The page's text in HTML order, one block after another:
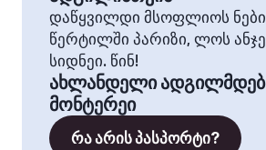
დაწყვილდი მსოფლიოს
წერტილში პარიზი, ლოს
სიდნეი. წინ!
ახლანდელი
მონტერეი
რა არის პასპორტი?